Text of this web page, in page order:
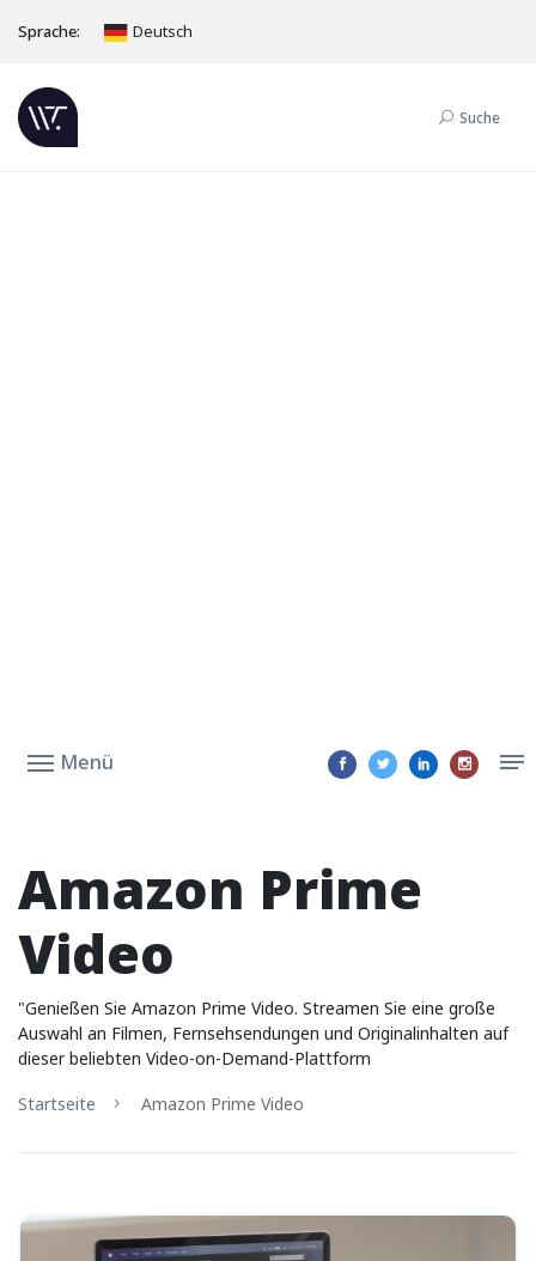
Sprache: Deutsch
Suche
Menü
Amazon Prime
Video
"Genießen Sie Amazon Prime Video. Streamen Sie eine große
Auswahl an Filmen, Fernsehsendungen und Originalinhalten auf
dieser beliebten Video-on-Demand-Plattform
Startseite
Amazon Prime Video